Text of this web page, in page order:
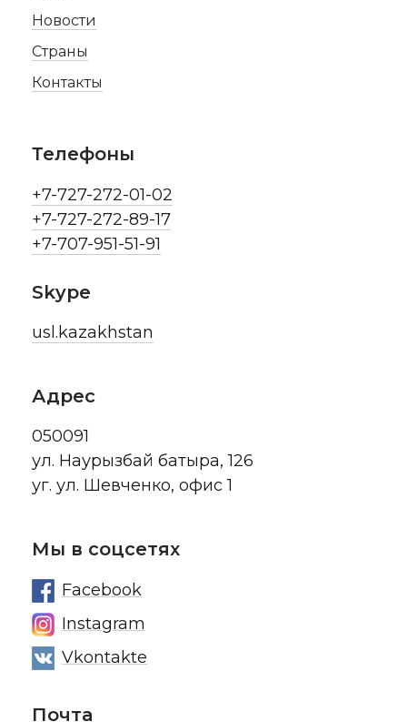
Мы в соцсетях
Facebook
Instagram
Vkontakte
Почта
Адрес
050091
ул. Наурызбай батыра, 126
уг. ул. Шевченко, офис 1
Телефоны
+7-727-272-01-02
+7-727-272-89-17
+7-707-951-51-91
Skype
usl.kazakhstan
Новости
Страны
Контакты